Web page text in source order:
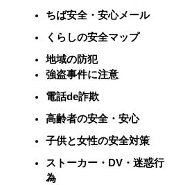
ちば安全・安心メール
くらしの安全マップ
地域の防犯
強盗事件に注意
電話de詐欺
高齢者の安全・安心
子供と女性の安全対策
ストーカー・DV・迷惑行
為